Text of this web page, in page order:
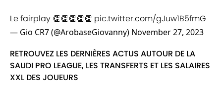
Le fairplay 👏👏👏👏👏 pic.twitter.com/gJuw1B5fmG
— Gio CR7 (@ArobaseGiovanny) November 27, 2023
RETROUVEZ LES DERNIÈRES ACTUS AUTOUR DE LA
SAUDI PRO LEAGUE, LES TRANSFERTS ET LES SALAIRES
XXL DES JOUEURS